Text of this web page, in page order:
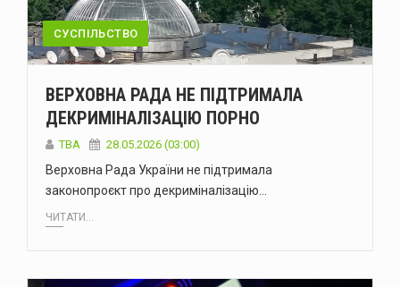
СУСПІЛЬСТВО
ВЕРХОВНА РАДА НЕ ПІДТРИМАЛА
ДЕКРИМІНАЛІЗАЦІЮ ПОРНО
ТВА 28.05.2026 (03:00)
Верховна Рада України не підтримала
законопроєкт про декриміналізацію…
ЧИТАТИ...